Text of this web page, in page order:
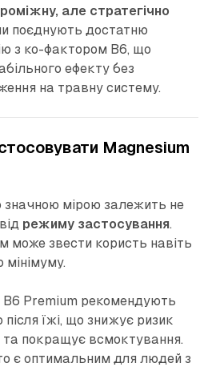
але стратегічно
поєднують достатню
з ко-фактором B6, що
ефекту без
на травну систему.
Magnesium
значною мірою залежить не
режиму застосування.
може звести користь навіть
мінімуму.
Premium рекомендують
їжі, що знижує ризик
покращує всмоктування.
є оптимальним для людей з